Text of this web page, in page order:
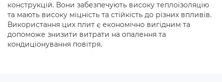
конструкцій. Вони забезпечують високу теплоізоляцію
та мають високу міцність та стійкість до різних впливів.
Використання цих плит є економічно вигідним та
допоможе знизити витрати на опалення та
кондиціонування повітря.